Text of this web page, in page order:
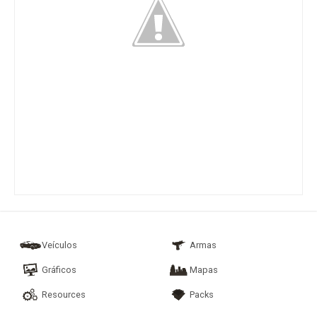
Veículos Armas
Gráficos Mapas
Resources Packs